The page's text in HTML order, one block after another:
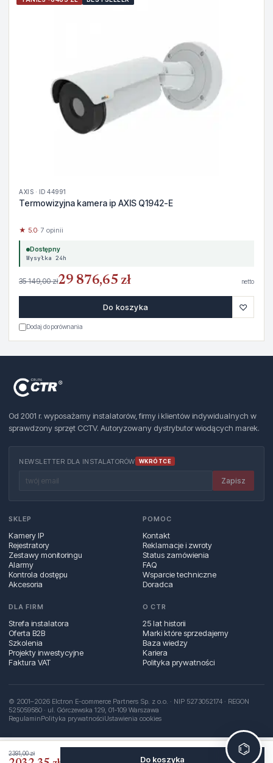
2391,00 zł
Do koszyka
AXIS · ID 44991
Termowizyjna kamera ip AXIS Q1942-E
★ 5.0· 7 opinii
Dostępny
Wysyłka 24h
35 149,00 zł29 876,65 zł netto
Do koszyka ♡
Dodaj do porównania
Od 2001 r. wyposażamy instalatorów, firmy i klientów indywidualnych w
sprawdzony sprzęt CCTV. Autoryzowany dystrybutor wiodących marek.
NEWSLETTER DLA INSTALATORÓW WKRÓTCE
Zapisz
SKLEP
Kamery IP
Rejestratory
Zestawy monitoringu
Alarmy
Kontrola dostępu
Akcesoria
POMOC
Kontakt
Reklamacje i zwroty
Status zamówienia
FAQ
Wsparcie techniczne
Doradca
DLA FIRM
Strefa instalatora
Oferta B2B
Szkolenia
Projekty inwestycyjne
Faktura VAT
O CTR
25 lat historii
Marki które sprzedajemy
Baza wiedzy
Kariera
Polityka prywatności
© 2001–2026 Elctron E-commerce Partners Sp. z o.o. · NIP 5273052174 · REGON
525059580 · ul. Górczewska 129, 01‑109 Warszawa
RegulaminPolityka prywatnościUstawienia cookies
⌬